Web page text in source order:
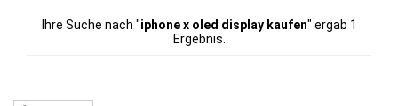
Ihre Suche nach "iphone x oled display kaufen" ergab 1
Ergebnis.